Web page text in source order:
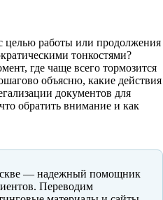
целью работы или продолжения
тонкостями?
где чаще всего тормозится
объясню, какие действия
документов для
обратить внимание и как
— надежный помощник
Переводим